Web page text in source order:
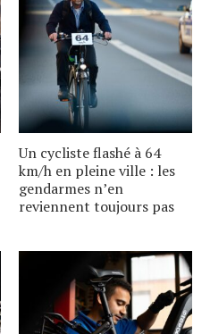
Un cycliste flashé à 64
km/h en pleine ville : les
gendarmes nʼen
reviennent toujours pas